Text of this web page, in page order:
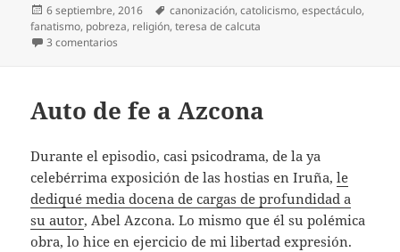
Publicado
el
6 septiembre, 2016 Etiquetas
canonización,catolicismo,espectáculo,
fanatismo, pobreza, religión,teresa de calcuta
3 comentarios
Auto de fe a Azcona
Durante el episodio, casi psicodrama, de la ya
celebérrima exposición de las hostias en Iruña,le
dediqué media docena de cargas de profundidad a
su autor, Abel Azcona. Lo mismo que él su polémica
obra, lo hice en ejercicio de mi libertad expresión.